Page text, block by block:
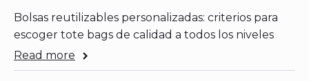
Bolsas reutilizables personalizadas: criterios para
escoger tote bags de calidad a todos los niveles
Read more